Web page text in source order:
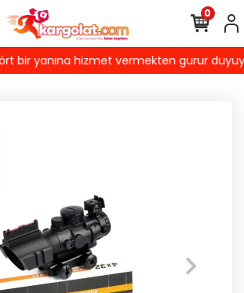
yanına hizmet vermekten gurur
0